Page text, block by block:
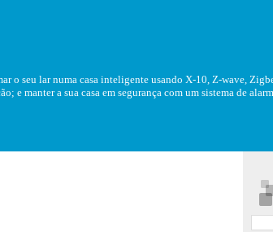
o seu lar numa casa inteligente usando X-10, Z-wave,
e manter a sua casa em segurança com um sistema de